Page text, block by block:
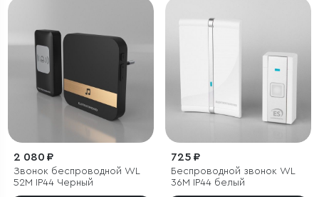
2 080 ₽
Звонок беспроводной WL
52M IP44 Черный
725 ₽
Беспроводной звонок WL
36M IP44 белый